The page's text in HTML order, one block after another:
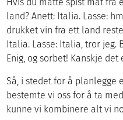
land? Anett: Italia. Lasse:
drukket vin fra ett land
Italia. Lasse: Italia, tror jeg.
Enig, og sorbet! Kanskje
Så, i stedet for å planlegge
bestemte vi oss for å ta
kunne vi kombinere alt vi